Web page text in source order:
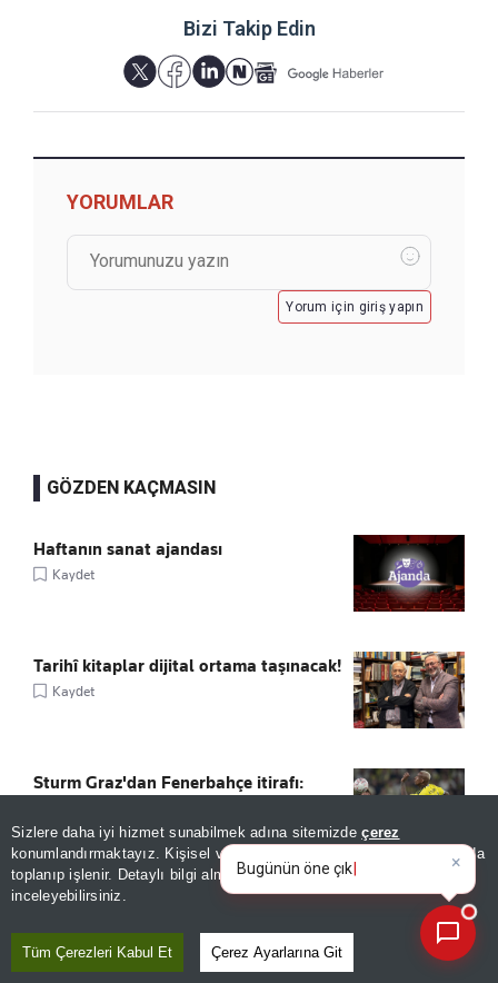
Sizlere daha iyi hizmet sunabilmek adına sitemizdeçerez
konumlandırmaktayız. Kişisel verileriniz, KVKK ve GDPR kapsamında
toplanıp işlenir. Detaylı bilgi almak içinAydınlatma Metnimizi
inceleyebilirsiniz.
Tüm Çerezleri Kabul Et Çerez Ayarlarına Git
Bizi Takip Edin
YORUMLAR
Yorum için giriş yapın
GÖZDEN KAÇMASIN
Haftanın sanat ajandası
Kaydet
Tarihî kitaplar dijital ortama taşınacak!
Kaydet
Sturm Graz'dan Fenerbahçe itirafı:
Kaydet
TRT ortak yapımı Venedik’te yarışacak
×
Bugünün öne çıkan manşetleri
ve gelişmeleri neler?